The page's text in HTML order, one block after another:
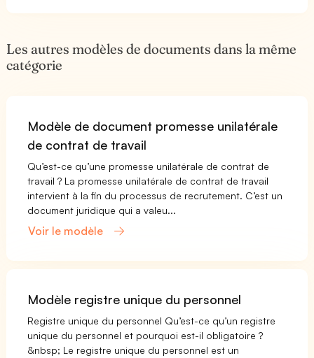
Les autres modèles de documents dans la même
catégorie
Modèle de document promesse unilatérale
de contrat de travail
Qu’est-ce qu’une promesse unilatérale de contrat de
travail ? La promesse unilatérale de contrat de travail
intervient à la fin du processus de recrutement. C’est un
document juridique qui a valeu...
Voir le modèle
Modèle registre unique du personnel
Registre unique du personnel Qu’est-ce qu’un registre
unique du personnel et pourquoi est-il obligatoire ?
&nbsp; Le registre unique du personnel est un